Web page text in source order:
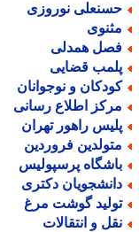
نوروزی
همدلی
قضایی
و نوجوانان
اطلاع رسانی
راهور تهران
فروردین
پرسپولیس
دکتری
گوشت مرغ
و انتقالات